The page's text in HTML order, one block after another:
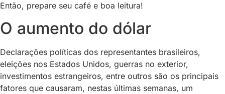
Então, prepare seu café e boa leitura!
O aumento do dólar
Declarações políticas dos representantes brasileiros,
eleições nos Estados Unidos, guerras no exterior,
investimentos estrangeiros, entre outros são os principais
fatores que causaram, nestas últimas semanas, um